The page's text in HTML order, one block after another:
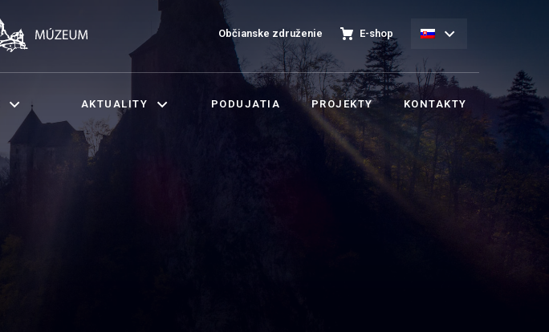
Občianske združenie E-shop
AKTUALITY PODUJATIA PROJEKTY KONTAKTY